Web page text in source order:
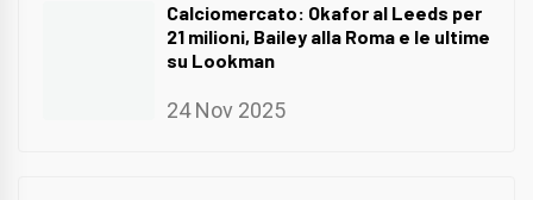
Calciomercato: Okafor al Leeds per
21 milioni, Bailey alla Roma e le ultime
su Lookman
24 Nov 2025